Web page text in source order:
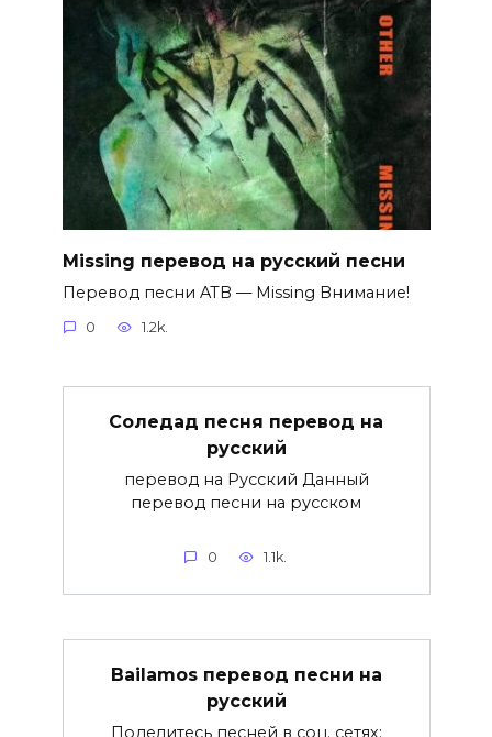
Missing перевод на русский песни
Перевод песни ATB — Missing Внимание!
0 1.2k.
Соледад песня перевод на
русский
перевод на Русский Данный
перевод песни на русском
0 1.1k.
Bailamos перевод песни на
русский
Поделитесь песней в соц. сетях: